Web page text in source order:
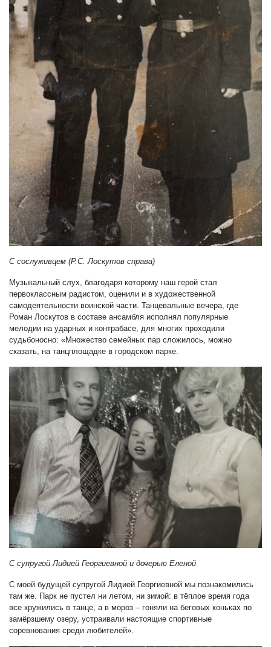
С сослуживцем (Р.С. Лоскутов справа)
Музыкальный слух, благодаря которому наш герой стал
первоклассным радистом, оценили и в художественной
самодеятельности воинской части. Танцевальные вечера, где
Роман Лоскутов в составе ансамбля исполнял популярные
мелодии на ударных и контрабасе, для многих проходили
судьбоносно: «Множество семейных пар сложилось, можно
сказать, на танцплощадке в городском парке.
С супругой Лидией Георгиевной и дочерью Еленой
С моей будущей супругой Лидией Георгиевной мы познакомились
там же. Парк не пустел ни летом, ни зимой: в тёплое время года
все кружились в танце, а в мороз – гоняли на беговых коньках по
замёрзшему озеру, устраивали настоящие спортивные
соревнования среди любителей».